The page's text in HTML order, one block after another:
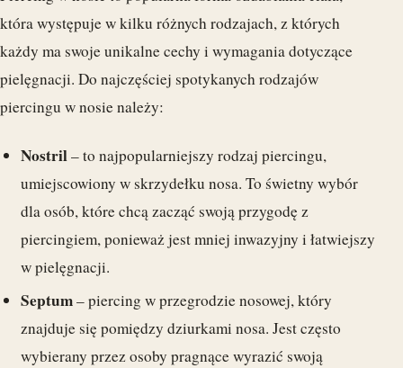
która występuje w kilku różnych rodzajach, z których
każdy ma swoje unikalne cechy i wymagania dotyczące
pielęgnacji. Do najczęściej spotykanych rodzajów
piercingu w nosie należy:
Nostril– to najpopularniejszy rodzaj piercingu,
umiejscowiony w skrzydełku nosa. To świetny wybór
dla osób, które chcą zacząć swoją przygodę z
piercingiem, ponieważ jest mniej inwazyjny i łatwiejszy
w pielęgnacji.
Septum– piercing w przegrodzie nosowej, który
znajduje się pomiędzy dziurkami nosa. Jest często
wybierany przez osoby pragnące wyrazić swoją